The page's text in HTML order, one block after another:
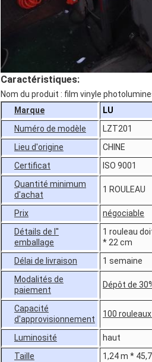
Caractéristiques:
Nom du produit : film vinyle
Marque
LU
Numéro de modèle
LZT201
Lieu d'origine
CHINE
Certificat
ISO 9001
Quantité minimum
d'achat
1 ROULEAU
Prix
négociable
Détails de l''
emballage
1 rouleau
* 22 cm
Délai de livraison
1 semaine
Modalités de
paiement
Dépôt de
Capacité
d'approvisionnement
100
Luminosité
haut
Taille
1,24 m *